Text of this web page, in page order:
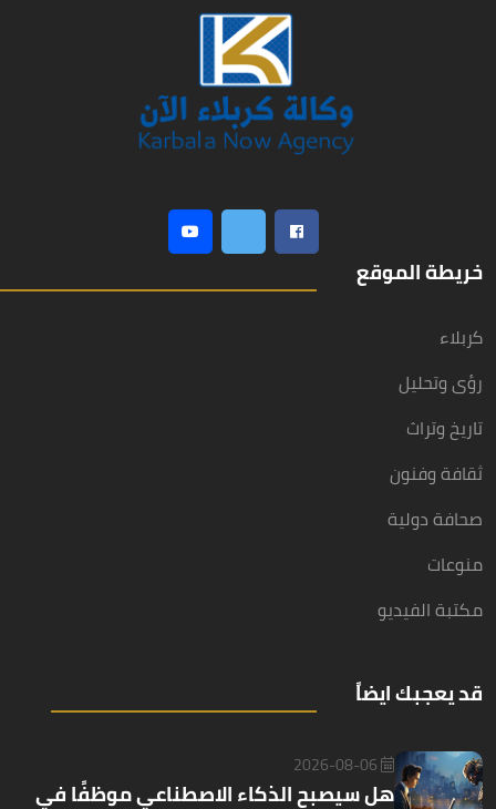
خريطة الموقع
كربلاء
رؤى وتحليل
تاريخ وتراث
ثقافة وفنون
صحافة دولية
منوعات
مكتبة الفيديو
قد يعجبك ايضاً
2026-08-06
هل سيصبح الذكاء الاصطناعي موظفًا في